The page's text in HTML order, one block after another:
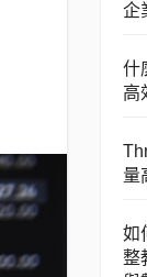
企
什
高
量
如
整